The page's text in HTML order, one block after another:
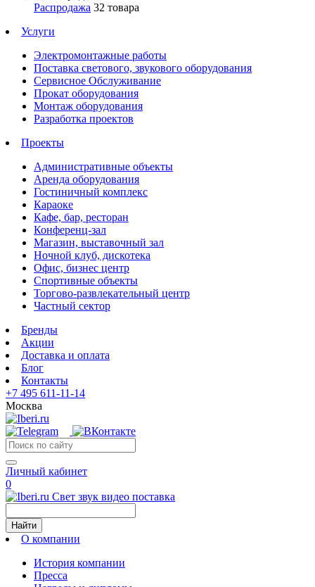
Распродажа 32 товара
Услуги
Электромонтажные работы
Поставка светового, звукового оборудования
Сервисное Обслуживание
Прокат оборудования
Монтаж оборудования
Разработка проектов
Проекты
Административные объекты
Аренда оборудования
Гостиничный комплекс
Караоке
Кафе, бар, ресторан
Конференц-зал
Магазин, выставочный зал
Ночной клуб, дискотека
Офис, бизнес центр
Спортивные объекты
Торгово-развлекательный центр
Частный сектор
Бренды
Акции
Доставка и оплата
Блог
Контакты
+7 495 611-11-14
Москва
Личный кабинет
0
Свет звук видео поставка
Найти
О компании
История компании
Пресса